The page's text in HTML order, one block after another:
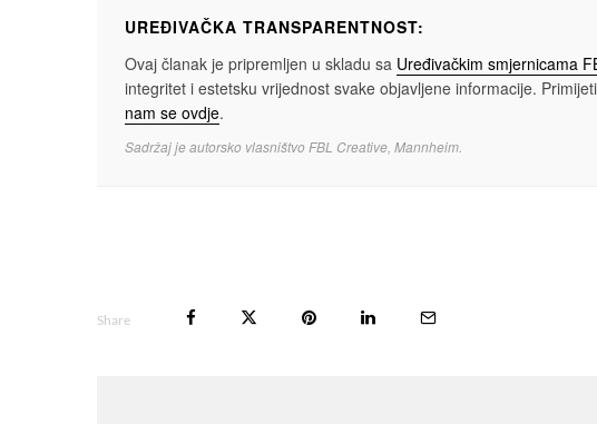
UREĐIVAČKA TRANSPARENTNOST:
Ovaj članak je pripremljen u skladu sa Uređivačkim smjernicama
integritet i estetsku vrijednost svake objavljene informacije.
nam se ovdje.
Sadržaj je autorsko vlasništvo FBL Creative, Mannheim.
Share